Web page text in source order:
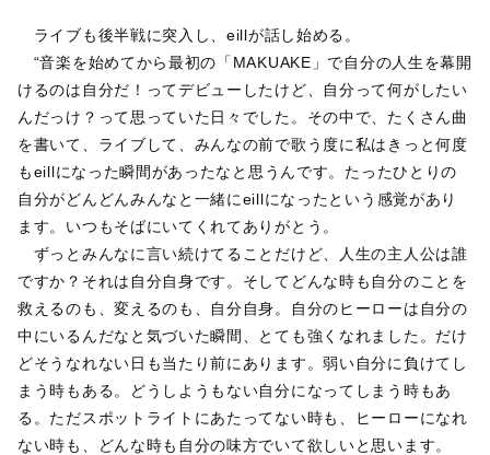
ライブも後半戦に突入し、eillが話し始める。
“音楽を始めてから最初の「MAKUAKE」で自分の人生を幕開
けるのは自分だ！ってデビューしたけど、自分って何がしたい
んだっけ？って思っていた日々でした。その中で、たくさん曲
を書いて、ライブして、みんなの前で歌う度に私はきっと何度
もeillになった瞬間があったなと思うんです。たったひとりの
自分がどんどんみんなと一緒にeillになったという感覚があり
ます。いつもそばにいてくれてありがとう。
ずっとみんなに言い続けてることだけど、人生の主人公は誰
ですか？それは自分自身です。そしてどんな時も自分のことを
救えるのも、変えるのも、自分自身。自分のヒーローは自分の
中にいるんだなと気づいた瞬間、とても強くなれました。だけ
どそうなれない日も当たり前にあります。弱い自分に負けてし
まう時もある。どうしようもない自分になってしまう時もあ
る。ただスポットライトにあたってない時も、ヒーローになれ
ない時も、どんな時も自分の味方でいて欲しいと思います。